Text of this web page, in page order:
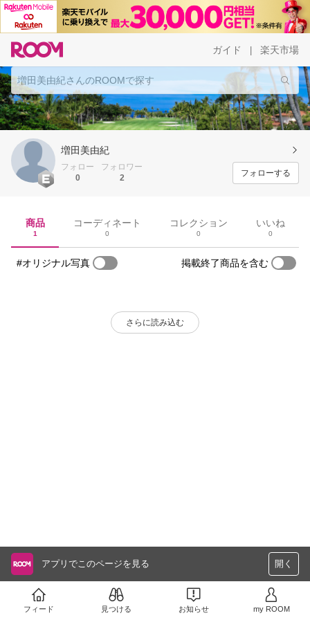
ガイド 楽天市場
増田美由紀
フォロー
0
フォロワー
2
フォローする
商品
1
コーディネート
0
コレクション
0
いいね
0
#オリジナル写真 掲載終了商品を含む
さらに読み込む
アプリでこのページを見る 開く
フィード 見つける お知らせ my ROOM